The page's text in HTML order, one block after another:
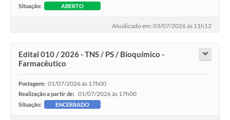
Situação: ABERTO
Atualizado em: 03/07/2026 às 11h12
Edital 010 / 2026 - TNS / PS / Bioquímico -
Farmacêutico
Postagem: 01/07/2026 às 17h00
Realização a partir de: 01/07/2026 às 17h00
Situação: ENCERRADO